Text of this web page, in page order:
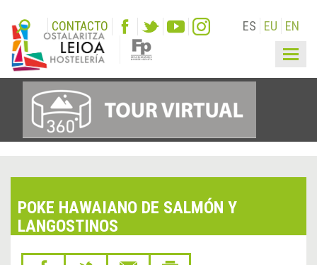
CONTACTO ES EU EN
POKE HAWAIANO DE SALMÓN Y
LANGOSTINOS